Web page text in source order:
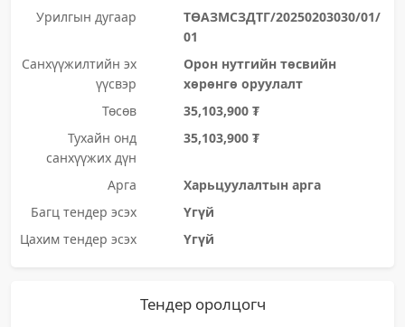
Урилгын дугаар
ТӨАЗМСЗДТГ/20250203030/01/
01
Санхүүжилтийн эх
үүсвэр
Орон нутгийн төсвийн
хөрөнгө оруулалт
Төсөв
35,103,900 ₮
Тухайн онд
санхүүжих дүн
35,103,900 ₮
Арга
Харьцуулалтын арга
Багц тендер эсэх
Үгүй
Цахим тендер эсэх
Үгүй
Тендер оролцогч